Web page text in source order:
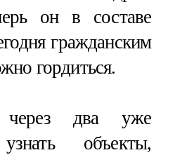
он в составе
гражданским
гордиться.
через два уже
объекты,